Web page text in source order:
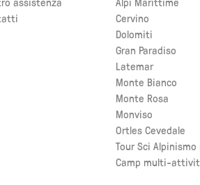
Cervino
Dolomiti
Gran Paradiso
Latemar
Monte Bianco
Monte Rosa
Monviso
Ortles Cevedale
Tour Sci
Camp multi-